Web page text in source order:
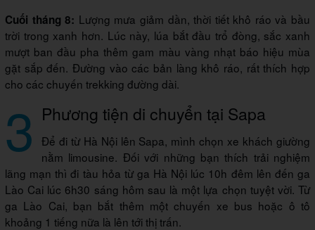
Cuối tháng 8: Lượng mưa giảm dần, thời tiết khô ráo và bầu
trời trong xanh hơn. Lúc này, lúa bắt đầu trổ đòng, sắc xanh
mượt ban đầu pha thêm gam màu vàng nhạt báo hiệu mùa
gặt sắp đến. Đường vào các bản làng khô ráo, rất thích hợp
cho các chuyến trekking đường dài.
3 Phương tiện di chuyển tại Sapa
Để đi từ Hà Nội lên Sapa, mình chọn xe khách giường
nằm limousine. Đối với những bạn thích trải nghiệm
lãng mạn thì đi tàu hỏa từ ga Hà Nội lúc 10h đêm lên đến ga
Lào Cai lúc 6h30 sáng hôm sau là một lựa chọn tuyệt vời. Từ
ga Lào Cai, bạn bắt thêm một chuyến xe bus hoặc ô tô
khoảng 1 tiếng nữa là lên tới thị trấn.